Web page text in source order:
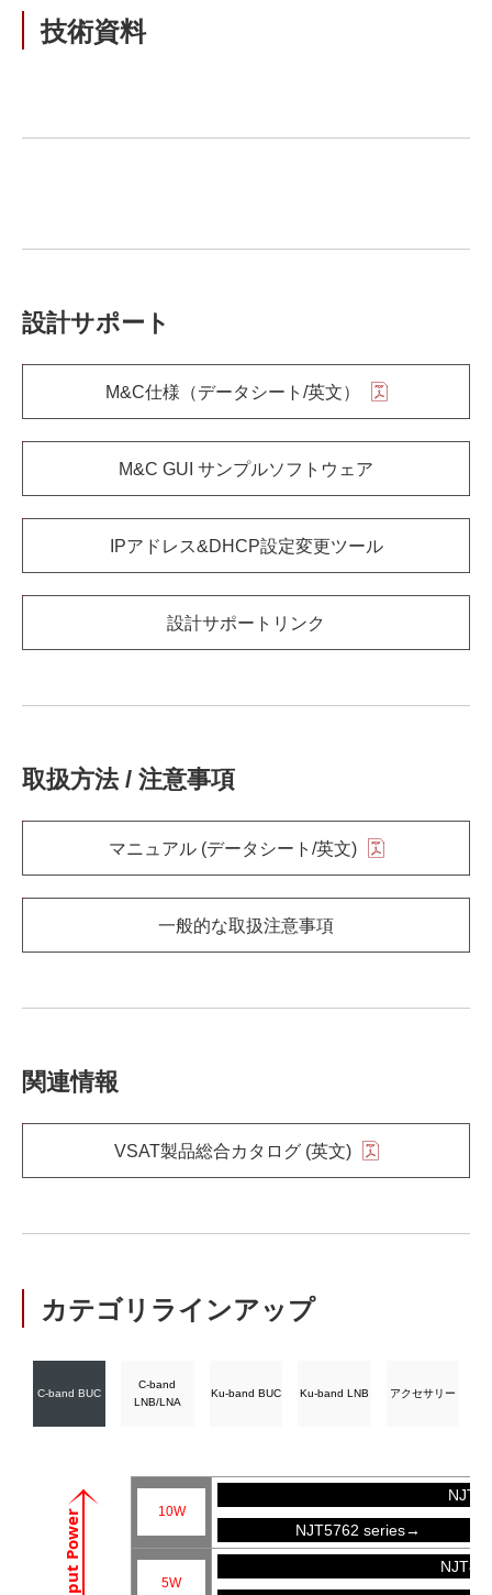
技術資料
設計サポート
M&C仕様（データシート/英文）
M&C GUI サンプルソフトウェア
IPアドレス&DHCP設定変更ツール
設計サポートリンク
取扱方法 / 注意事項
マニュアル (データシート/英文)
一般的な取扱注意事項
関連情報
VSAT製品総合カタログ (英文)
カテゴリラインアップ
C-band BUC
C-band
LNB/LNA
Ku-band BUC Ku-band LNB アクセサリー
Output Power 10W
NJT5762 series→
5W